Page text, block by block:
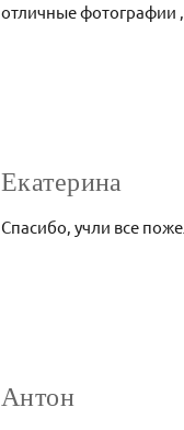
отличные фотографии
Екатерина
Спасибо, учли все
Антон